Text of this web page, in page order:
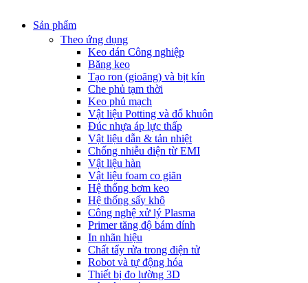
Sản phẩm
Theo ứng dụng
Keo dán Công nghiệp
Băng keo
Tạo ron (gioăng) và bịt kín
Che phủ tạm thời
Keo phủ mạch
Vật liệu Potting và đổ khuôn
Đúc nhựa áp lực thấp
Vật liệu dẫn & tản nhiệt
Chống nhiễu điện từ EMI
Vật liệu hàn
Vật liệu foam co giãn
Hệ thống bơm keo
Hệ thống sấy khô
Công nghệ xử lý Plasma
Primer tăng độ bám dính
In nhãn hiệu
Chất tẩy rửa trong điện tử
Robot và tự động hóa
Thiết bị đo lường 3D